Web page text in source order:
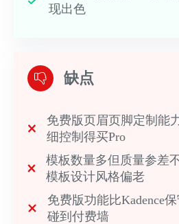
现出色
缺点
免费版页眉页脚定制能
细控制得买Pro
模板数量多但质量参差
模板设计风格偏老
免费版功能比Kadence
碰到付费墙